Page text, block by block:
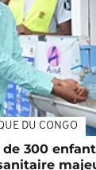
DU CONGO
300